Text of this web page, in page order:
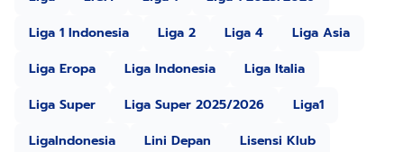
Liga 1 Indonesia
Liga 2 Liga 4
Liga Asia
Liga Eropa
Liga Indonesia
Liga Italia
Liga Super
Liga Super 2025/2026
Liga1
LigaIndonesia
Lini Depan
Lisensi Klub